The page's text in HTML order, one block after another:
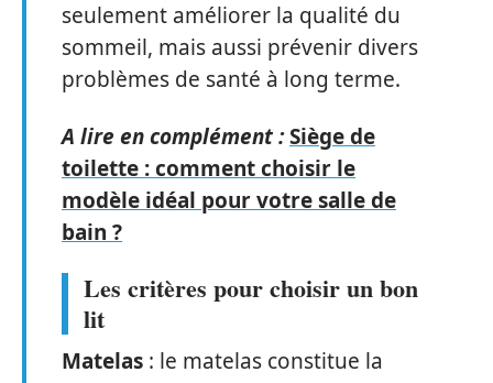
seulement améliorer la qualité du
sommeil, mais aussi prévenir divers
problèmes de santé à long terme.
A lire en complément :Siège de
toilette : comment choisir le
modèle idéal pour votre salle de
bain ?
Les critères pour choisir un bon
lit
Matelas : le matelas constitue la